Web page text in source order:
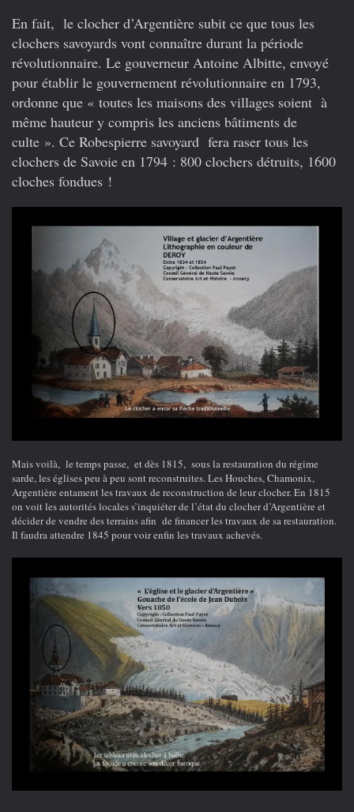
En fait, le clocher d’Argentière subit ce que tous les
clochers savoyards vont connaître durant la période
révolutionnaire. Le gouverneur Antoine Albitte, envoyé
pour établir le gouvernement révolutionnaire en 1793,
ordonne que « toutes les maisons des villages soient à
même hauteur y compris les anciens bâtiments de
culte ». Ce Robespierre savoyard fera raser tous les
clochers de Savoie en 1794 : 800 clochers détruits, 1600
cloches fondues !
Mais voilà, le temps passe, et dès 1815, sous la restauration du régime
sarde, les églises peu à peu sont reconstruites. Les Houches, Chamonix,
Argentière entament les travaux de reconstruction de leur clocher. En 1815
on voit les autorités locales s’inquiéter de l’état du clocher d’Argentière et
décider de vendre des terrains afin de financer les travaux de sa restauration.
Il faudra attendre 1845 pour voir enfin les travaux achevés.